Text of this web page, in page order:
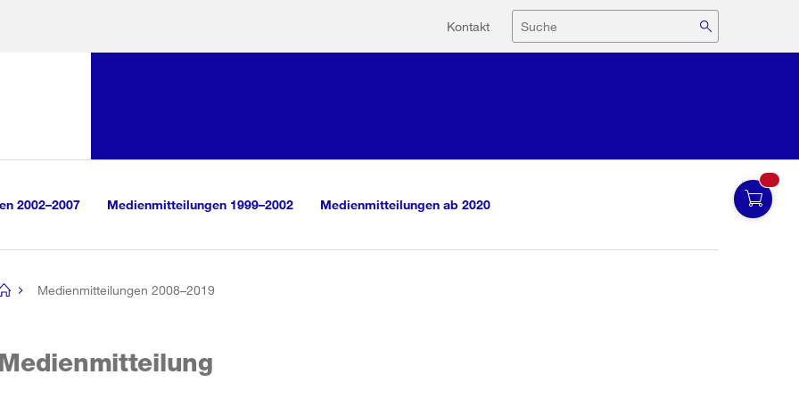
Hilfsnavigation
Kontakt Suche
2002–2007 Medienmitteilungen 1999–2002 Medienmitteilungen ab 2020
Medienmitteilungen 2008–2019